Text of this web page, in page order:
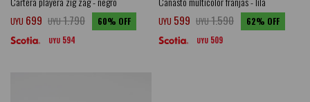
UYU 699 UYU1.790 60
UYU 594
UYU 599 UYU1.590 62
UYU 509